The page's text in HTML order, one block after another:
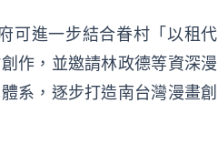
可進一步結合眷村「以租代
作，並邀請林政德等資深漫
系，逐步打造南台灣漫畫創